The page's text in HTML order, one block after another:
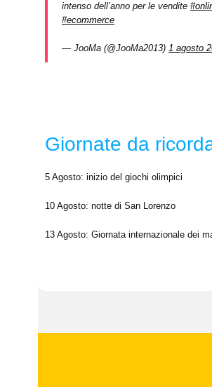
intenso dell’anno per le vendite
#ecommerce
— JooMa (@JooMa2013) 1 agosto
Giornate da
5 Agosto: inizio del giochi olimpici
10 Agosto: notte di San Lorenzo
13 Agosto: Giornata internazionale dei